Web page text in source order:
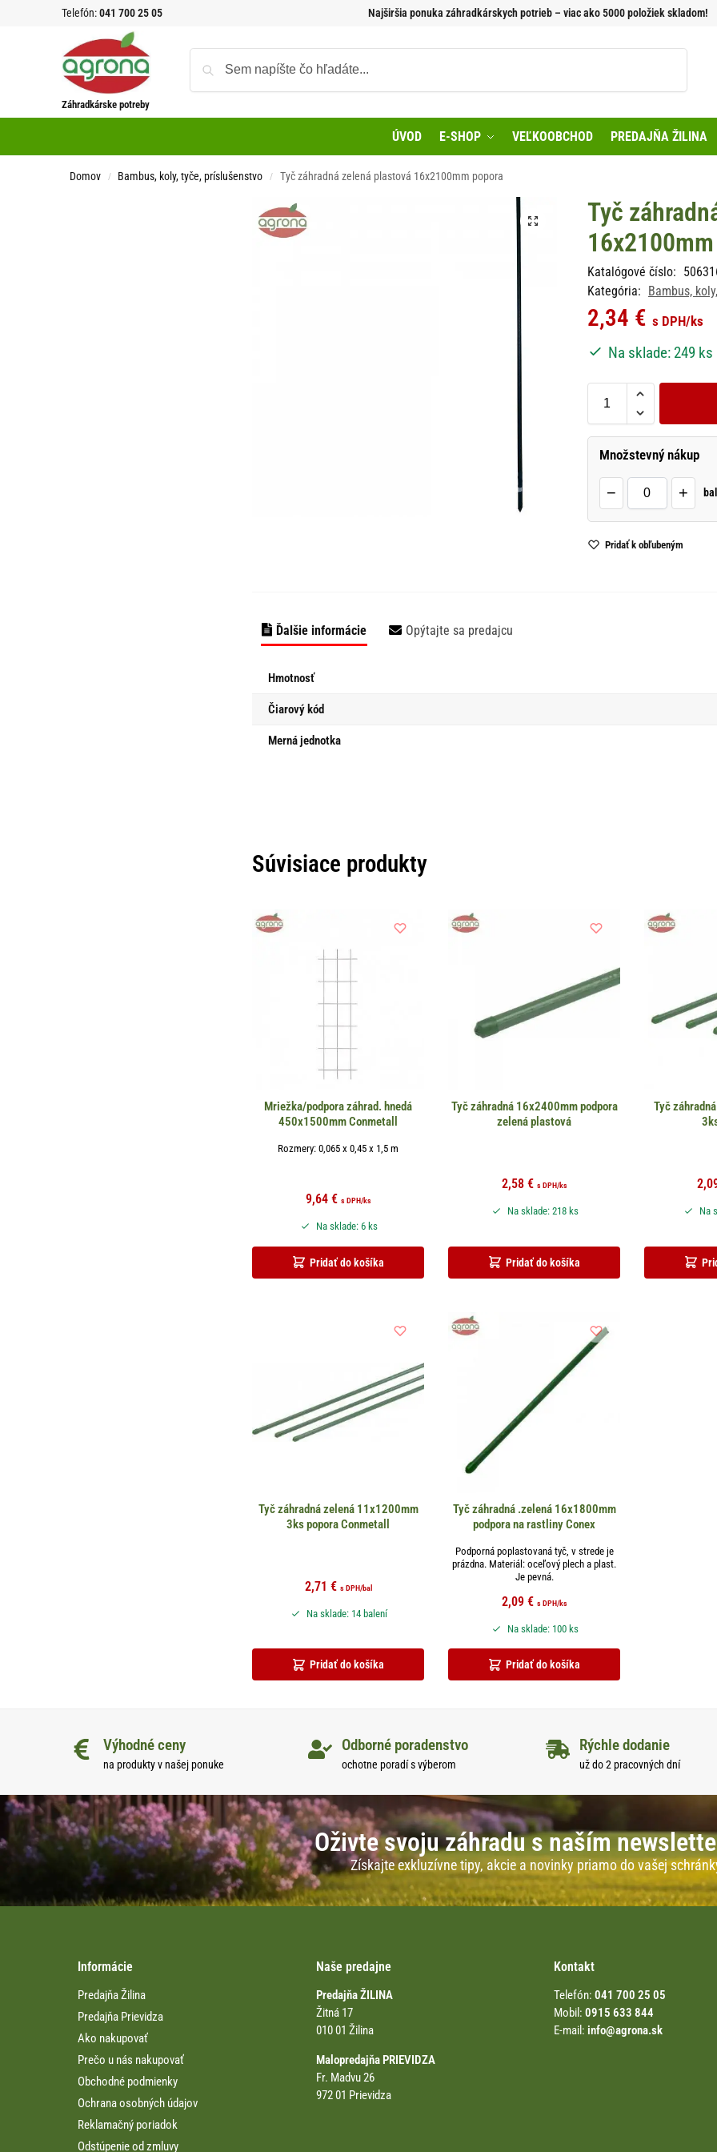
Telefón:041 700 25 05 Najširšia ponuka záhradkárskych potrieb – viac ako 5000 položiek skladom!
Záhradkárske potreby
ÚVOD E-SHOP VEĽKOOBCHOD PREDAJŇA ŽILINA
Domov / Bambus, koly, tyče, príslušenstvo / Tyč záhradná zelená plastová 16x2100mm popora
Tyč
Katalógové číslo:
Kategória: Bambus,
2,34 € s DPH/ks
Na sklade: 249 ks
Množstevný nákup
− +
Pridať k obľubeným
Ďalšie informácie Opýtajte sa predajcu
Hmotnosť
Čiarový kód
Merná jednotka
Súvisiace produkty
Mriežka/podpora záhrad. hnedá
450x1500mm Conmetall
Rozmery: 0,065 x 0,45 x 1,5 m
9,64 € s DPH/ks
Pridať do košíka
Na sklade: 6 ks
Tyč záhradná 16x2400mm podpora
zelená plastová
2,58 € s DPH/ks
Pridať do košíka
Na sklade: 218 ks
Tyč
Na
Tyč záhradná zelená 11x1200mm
3ks popora Conmetall
2,71 € s DPH/bal
Pridať do košíka
Na sklade: 14 balení
Tyč záhradná .zelená 16x1800mm
podpora na rastliny Conex
Podporná poplastovaná tyč, v strede je
prázdna. Materiál: oceľový plech a plast.
Je pevná.
2,09 € s DPH/ks
Pridať do košíka
Na sklade: 100 ks
Výhodné ceny
na produkty v našej ponuke
Odborné poradenstvo
ochotne poradí s výberom
Rýchle dodanie
už do 2 pracovných dní
Oživte svoju záhradu s naším
Získajte exkluzívne tipy, akcie a novinky priamo do vašej
Informácie
Predajňa Žilina
Predajňa Prievidza
Ako nakupovať
Prečo u nás nakupovať
Obchodné podmienky
Ochrana osobných údajov
Reklamačný poriadok
Odstúpenie od zmluvy
Naše predajne
Predajňa ŽILINA
Žitná 17
010 01 Žilina
Malopredajňa PRIEVIDZA
Fr. Madvu 26
972 01 Prievidza
Kontakt
Telefón: 041 700 25 05
Mobil: 0915 633 844
E-mail: info@agrona.sk